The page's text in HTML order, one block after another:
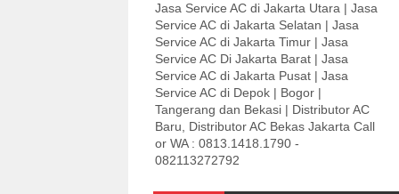
Jasa Service AC di Jakarta Utara | Jasa
Service AC di Jakarta Selatan | Jasa
Service AC di Jakarta Timur | Jasa
Service AC Di Jakarta Barat | Jasa
Service AC di Jakarta Pusat | Jasa
Service AC di Depok | Bogor |
Tangerang dan Bekasi | Distributor AC
Baru, Distributor AC Bekas Jakarta Call
or WA : 0813.1418.1790 -
082113272792